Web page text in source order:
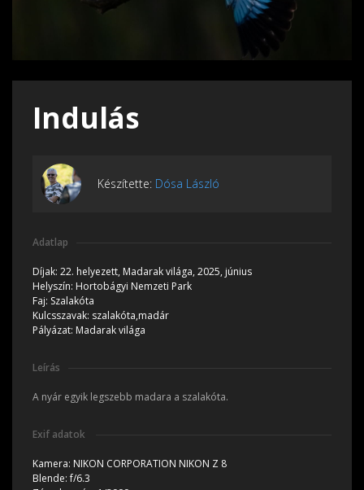
Indulás
Készítette: Dósa László
Adatlap
Díjak: 22. helyezett, Madarak világa, 2025, június
Helyszín: Hortobágyi Nemzeti Park
Faj: Szalakóta
Kulcsszavak: szalakóta,madár
Pályázat: Madarak világa
Leírás
A nyár egyik legszebb madara a szalakóta.
Exif adatok
Kamera: NIKON CORPORATION NIKON Z 8
Blende:f/6.3